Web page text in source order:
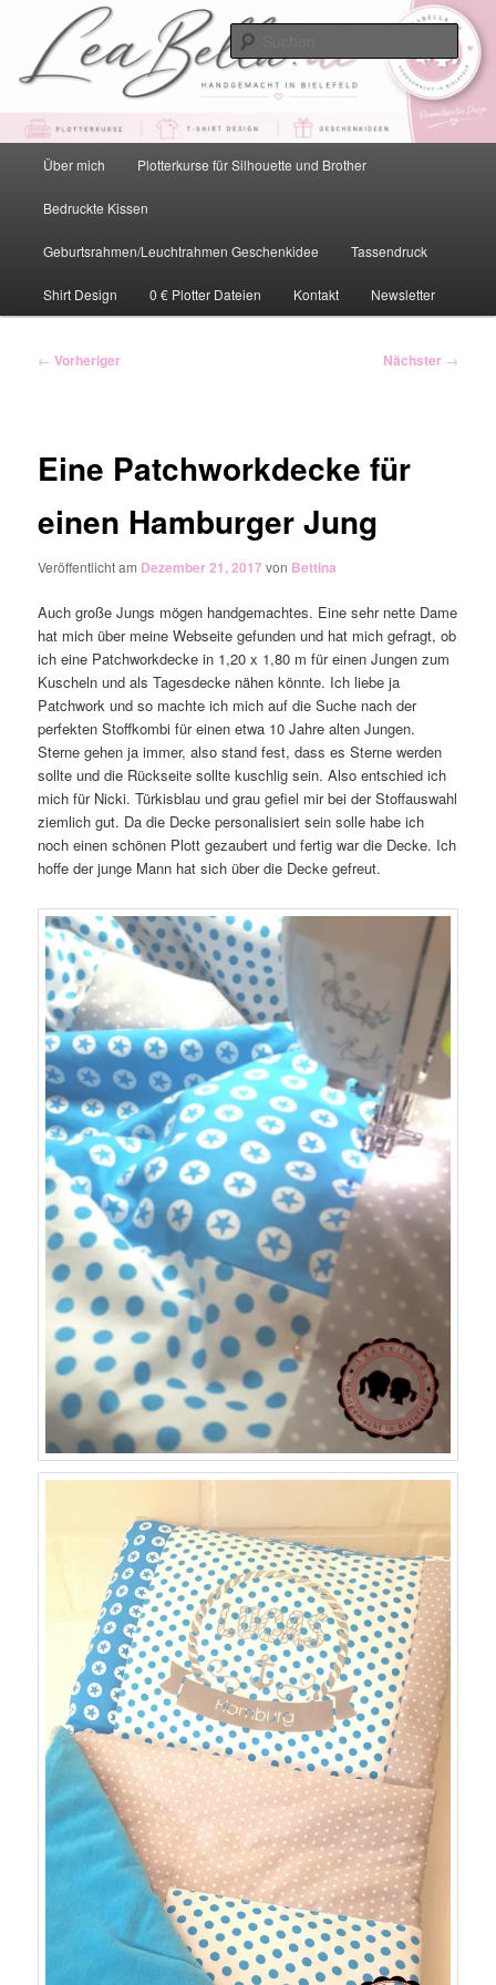
primären
springenLeaBella.de – Handgemacht in
Bielefeld
HauptmenüÜber mich Plotterkurse für Silhouette und Brother
Bedruckte Kissen
Geburtsrahmen/Leuchtrahmen Geschenkidee Tassendruck
Shirt Design 0 € Plotter Dateien Kontakt Newsletter
Beitragsnavigation
← Vorheriger Nächster →
Eine Patchworkdecke für
einen Hamburger Jung
Veröffentlicht am Dezember 21, 2017von Bettina
Auch große Jungs mögen handgemachtes. Eine sehr nette Dame
hat mich über meine Webseite gefunden und hat mich gefragt, ob
ich eine Patchworkdecke in 1,20 x 1,80 m für einen Jungen zum
Kuscheln und als Tagesdecke nähen könnte. Ich liebe ja
Patchwork und so machte ich mich auf die Suche nach der
perfekten Stoffkombi für einen etwa 10 Jahre alten Jungen.
Sterne gehen ja immer, also stand fest, dass es Sterne werden
sollte und die Rückseite sollte kuschlig sein. Also entschied ich
mich für Nicki. Türkisblau und grau gefiel mir bei der Stoffauswahl
ziemlich gut. Da die Decke personalisiert sein solle habe ich
noch einen schönen Plott gezaubert und fertig war die Decke. Ich
hoffe der junge Mann hat sich über die Decke gefreut.